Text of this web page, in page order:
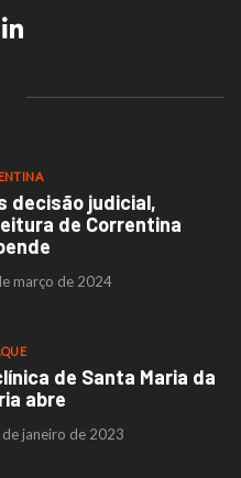
decisão judicial,
de Correntina
março de 2024
de Santa Maria da
abre
janeiro de 2023